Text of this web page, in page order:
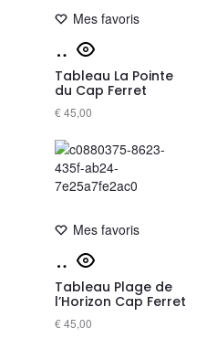
Mes favoris
Tableau La Pointe
du Cap Ferret
€45,00
Mes favoris
Tableau Plage de
l’Horizon Cap Ferret
€45,00